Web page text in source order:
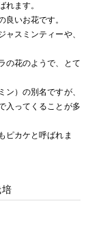
ます。
いお花です。
スミンティーや、
の花のようで、とて
）の別名ですが、
入ってくることが多
ピカケと呼ばれま
培